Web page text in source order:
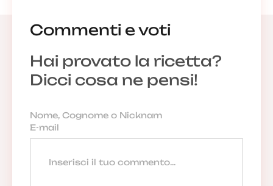
Commenti e voti
Hai provato la ricetta?
Dicci cosa ne pensi!